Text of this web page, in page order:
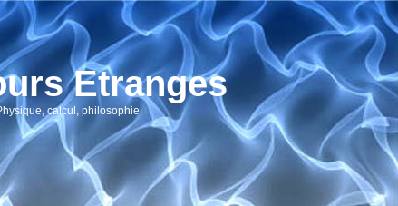
Etranges
calcul, philosophie